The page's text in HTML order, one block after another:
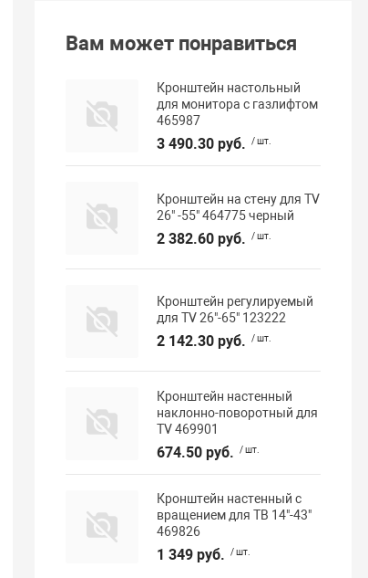
Вам может понравиться
Кронштейн настольный
для монитора с газлифтом
465987
3 490.30 руб. / шт.
Кронштейн на стену для TV
26" -55" 464775 черный
2 382.60 руб. / шт.
Кронштейн регулируемый
для TV 26"-65" 123222
2 142.30 руб. / шт.
Кронштейн настенный
наклонно-поворотный для
TV 469901
674.50 руб. / шт.
Кронштейн настенный с
вращением для ТВ 14"-43"
469826
1 349 руб. / шт.